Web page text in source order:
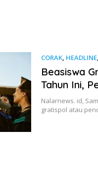
CORAK, HEADLINE,
Beasiswa
Tahun Ini,
Nalarnews. id,
gratispol atau